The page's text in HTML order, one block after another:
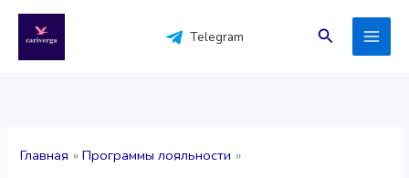
содержимому
Telegram Поиск
Главная Программы лояльности